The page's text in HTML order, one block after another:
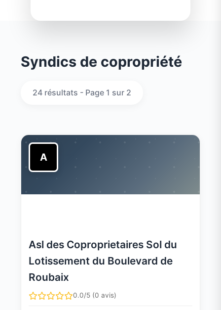
Syndics de copropriété
24 résultats - Page 1 sur 2
A
Asl des Coproprietaires Sol du
Lotissement du Boulevard de
Roubaix
0.0/5 (0 avis)